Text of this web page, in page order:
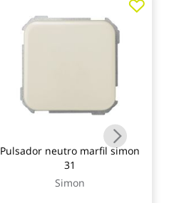
Pulsador neutro marfil simon
31
Simon